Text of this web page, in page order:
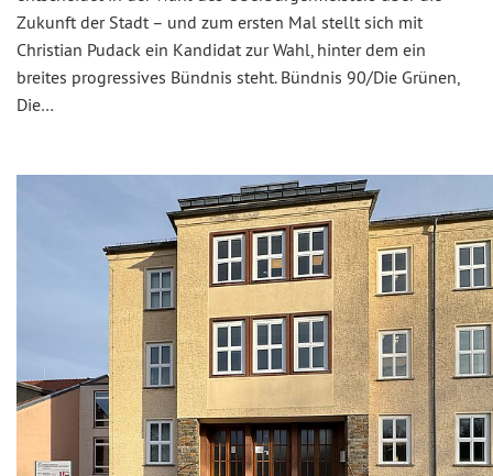
Zukunft der Stadt – und zum ersten Mal stellt sich mit
Christian Pudack ein Kandidat zur Wahl, hinter dem ein
breites progressives Bündnis steht. Bündnis 90/Die Grünen,
Die…